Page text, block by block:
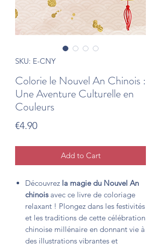
SKU: E-CNY
Colorie le Nouvel An Chinois :
Une Aventure Culturelle en
Couleurs
€4.90Price
Add to Cart
Découvrez la magie du Nouvel An
chinoisavec ce livre de coloriage
relaxant ! Plongez dans les festivités
et les traditions de cette célébration
chinoise millénaire en donnant vie à
des illustrations vibrantes et